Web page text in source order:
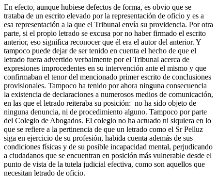
En efecto, aunque hubiese defectos de forma, es obvio que se
trataba de un escrito elevado por la representación de oficio y es a
esa representación a la que el Tribunal envía su providencia. Por otra
parte, si el propio letrado se excusa por no haber firmado el escrito
anterior, eso significa reconocer que él era el autor del anterior. Y
tampoco puede dejar de ser tenido en cuenta el hecho de que el
letrado fuera advertido verbalmente por el Tribunal acerca de
expresiones improcedentes en su intervención ante el mismo y que
confirmaban el tenor del mencionado primer escrito de conclusiones
provisionales. Tampoco ha tenido por ahora ninguna consecuencia
la existencia de declaraciones a numerosos medios de comunicación,
en las que el letrado reiteraba su posición: no ha sido objeto de
ninguna denuncia, ni de procedimiento alguno. Tampoco por parte
del Colegio de Abogados. El colegio no ha actuado ni siquiera en lo
que se refiere a la pertinencia de que un letrado como el Sr Pelluz
siga en ejercicio de su profesión, habida cuenta además de sus
condiciones físicas y de su posible incapacidad mental, perjudicando
a ciudadanos que se encuentran en posición más vulnerable desde el
punto de vista de la tutela judicial efectiva, como son aquellos que
necesitan letrado de oficio.